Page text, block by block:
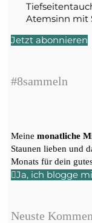
Atemsinn mit
Jetzt abonnieren
#8sammeln
Meine monatliche
Staunen lieben und
Monats für dein
Ja, ich blogge
Neuste